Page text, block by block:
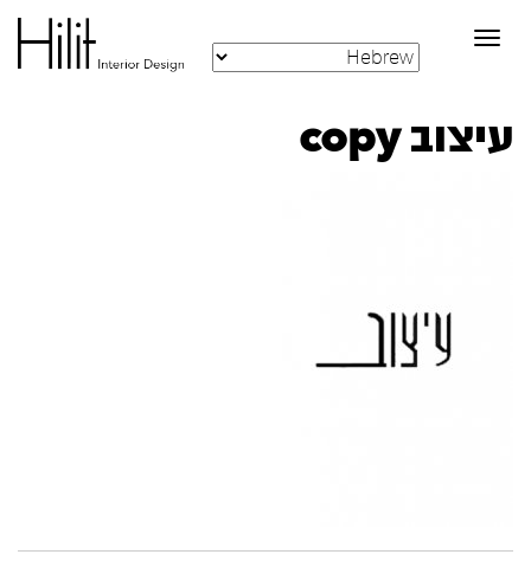
Toggle
navigation
עיצוב copy